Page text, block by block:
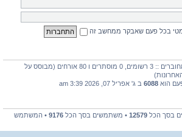
בכל פעם שאבקר ממחשב זה
משתמשים מחוברים :: 3 רשומים, 0 מוסתרים ו 80 אורחים (מבוסס על
הוא 6088 ב ג' אפריל 07, 2026 3:39 am
בסך הכל 12579 • משתמשים בסך הכל 9176 • המשתמש